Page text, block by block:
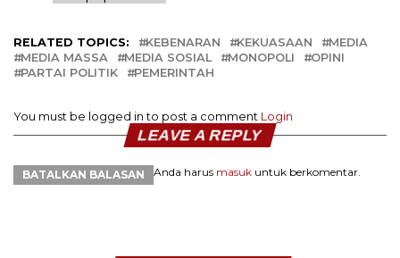
RELATED TOPICS: KEBENARAN KEKUASAAN
MEDIA
MEDIA MASSA
MEDIA SOSIAL MONOPOLI
OPINI
PARTAI POLITIK
PEMERINTAH
You must be logged in to post a comment Login
LEAVE A REPLY
BATALKAN BALASAN Anda harus masuk untuk berkomentar.